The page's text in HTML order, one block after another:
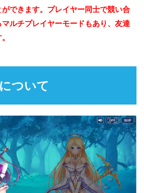
できます。プレイヤー同士で競い合
ルチプレイヤーモードもあり、友達
ついて